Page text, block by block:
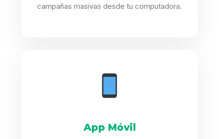
campañas masivas desde tu computadora.
App Móvil